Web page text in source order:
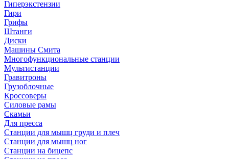
Гиперэкстензии
Гири
Грифы
Штанги
Диски
Машины Смита
Многофункциональные станции
Мультистанции
Гравитроны
Грузоблочные
Кроссоверы
Силовые рамы
Скамьи
Для пресса
Станции для мышц груди и плеч
Станции для мышц ног
Станции на бицепс